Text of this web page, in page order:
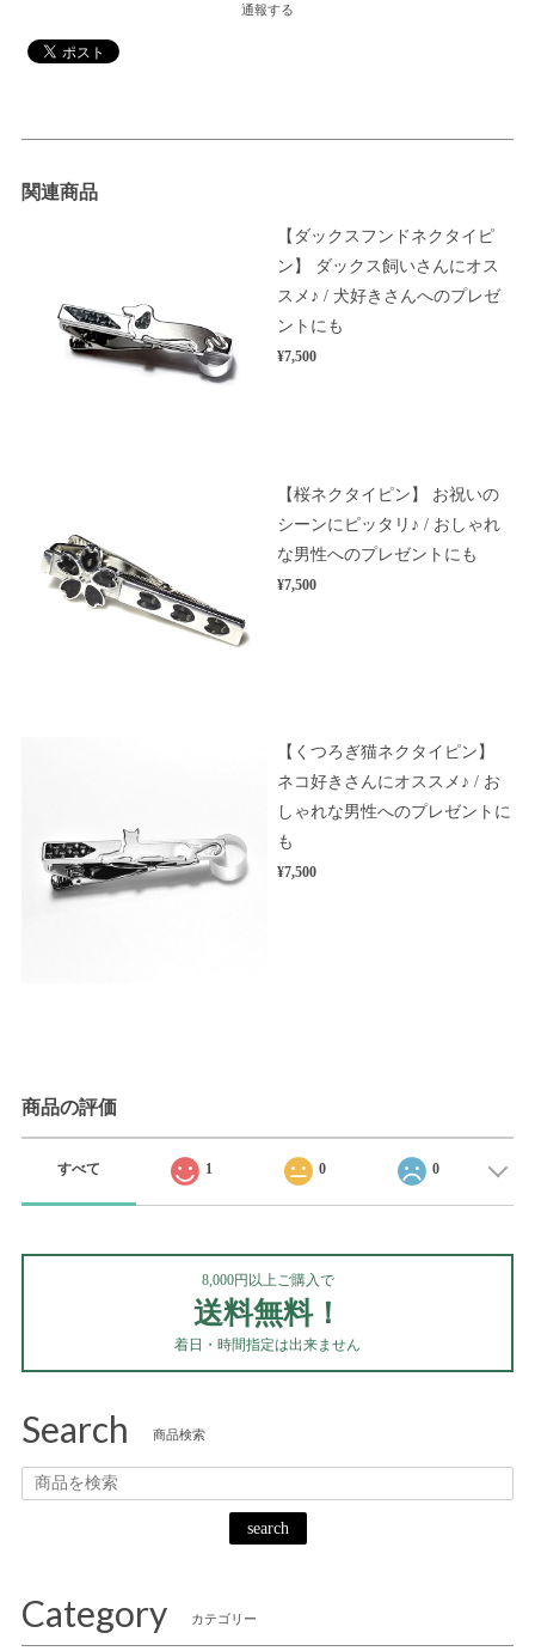
通報する
関連商品
【ダックスフンドネクタイピ
ン】 ダックス飼いさんにオス
スメ♪ / 犬好きさんへのプレゼ
ントにも
¥7,500
【桜ネクタイピン】 お祝いの
シーンにピッタリ♪ / おしゃれ
な男性へのプレゼントにも
¥7,500
【くつろぎ猫ネクタイピン】
ネコ好きさんにオススメ♪ / お
しゃれな男性へのプレゼントに
も
¥7,500
商品の評価
すべて 1 0 0
8,000円以上ご購入で
送料無料！
着日・時間指定は出来ません
Search 商品検索
search
Category カテゴリー